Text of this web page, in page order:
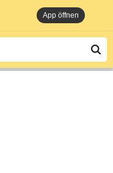
App öffnen